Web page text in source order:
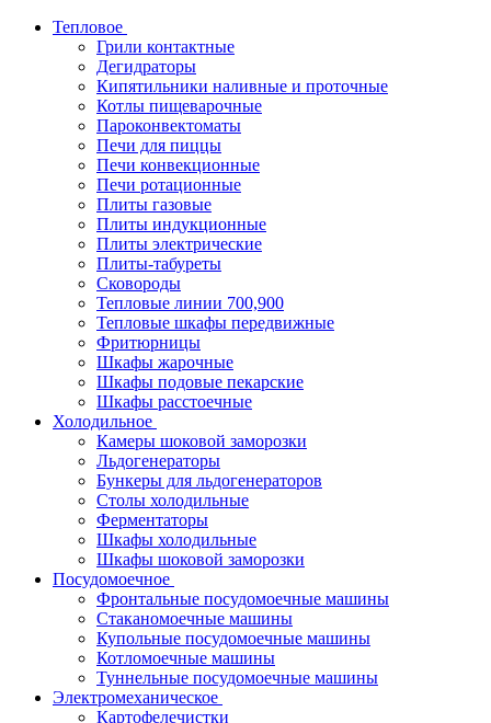
Тепловое
Грили контактные
Дегидраторы
Кипятильники наливные и проточные
Котлы пищеварочные
Пароконвектоматы
Печи для пиццы
Печи конвекционные
Печи ротационные
Плиты газовые
Плиты индукционные
Плиты электрические
Плиты-табуреты
Сковороды
Тепловые линии 700,900
Тепловые шкафы передвижные
Фритюрницы
Шкафы жарочные
Шкафы подовые пекарские
Шкафы расстоечные
Холодильное
Камеры шоковой заморозки
Льдогенераторы
Бункеры для льдогенераторов
Столы холодильные
Ферментаторы
Шкафы холодильные
Шкафы шоковой заморозки
Посудомоечное
Фронтальные посудомоечные машины
Стаканомоечные машины
Купольные посудомоечные машины
Котломоечные машины
Туннельные посудомоечные машины
Электромеханическое
Картофелечистки